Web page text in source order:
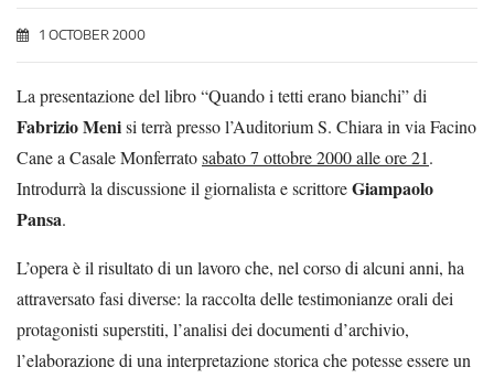
1 OCTOBER 2000
La presentazione del libro “Quando i tetti erano bianchi” di
Fabrizio Menisi terrà presso l’Auditorium S. Chiara in via Facino
Cane a Casale Monferratosabato 7 ottobre 2000 alle ore 21.
Introdurrà la discussione il giornalista e scrittoreGiampaolo
Pansa.
L’opera è il risultato di un lavoro che, nel corso di alcuni anni, ha
attraversato fasi diverse: la raccolta delle testimonianze orali dei
protagonisti superstiti, l’analisi dei documenti d’archivio,
l’elaborazione di una interpretazione storica che potesse essere un